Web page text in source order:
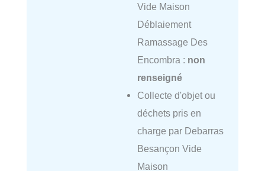
Vide Maison
Déblaiement
Ramassage Des
Encombra : non
renseigné
Collecte d'objet ou
déchets pris en
charge par Debarras
Besançon Vide
Maison